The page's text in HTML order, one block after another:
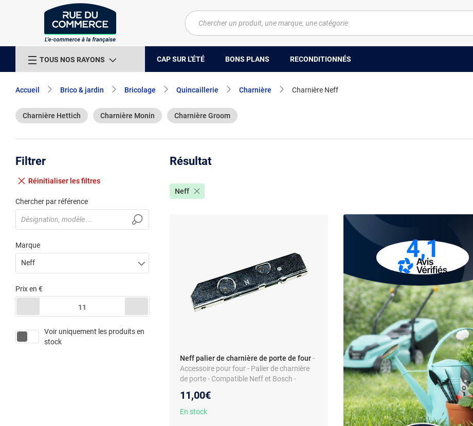
TOUS NOS RAYONS CAP SUR L'ÉTÉ BONS PLANS RECONDITIONNÉS
Accueil Brico & jardin Bricolage Quincaillerie Charnière Charnière Neff
Charnière Hettich Charnière Monin Charnière Groom
Filtrer
Réinitialiser les filtres
Chercher par référence
Marque
Neff
Prixen €
11
Voir uniquement les produits en
stock
Résultat
Neff
Neff palier de charnière de porte de four-
Accessoire pour four - Palier de charnière
de porte - Compatible Neff et Bosch -
11,00€
En stock
4,1